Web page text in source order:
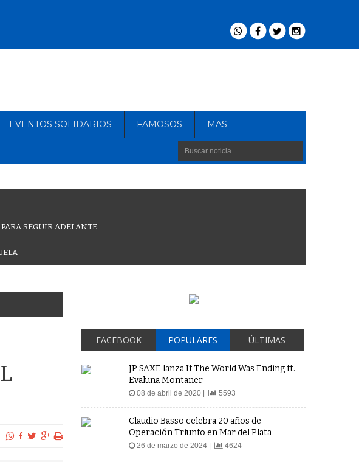
EVENTOS SOLIDARIOS FAMOSOS MAS
SEGUIR ADELANTE
FACEBOOK POPULARES ÚLTIMAS
JP SAXE lanza If The World Was Ending ft.
Evaluna Montaner
08 de abril de 2020 | 5593
Claudio Basso celebra 20 años de
Operación Triunfo en Mar del Plata
26 de marzo de 2024 | 4624